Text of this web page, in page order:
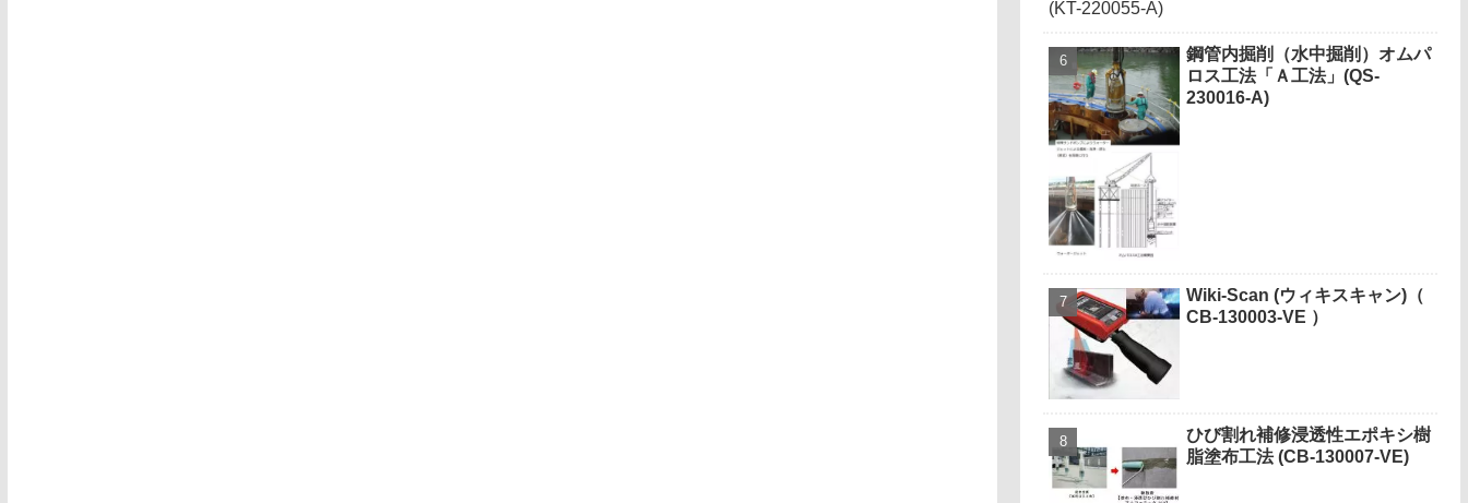
鋼管内掘削（水中掘削）オムパ
ロス工法「Ａ工法」(QS-
230016-A)
Wiki-Scan (ウィキスキャン)（
CB-130003-VE ）
ひび割れ補修浸透性エポキシ樹
脂塗布工法 (CB-130007-VE)